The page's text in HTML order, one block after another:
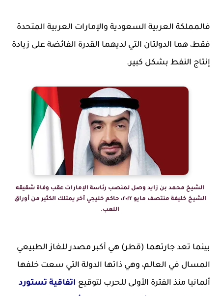
فالمملكة العربية السعودية والإمارات العربية المتحدة
فقط، هما الدولتان التي لديهما القدرة الفائضة على زيادة
إنتاج النفط بشكل كبير.
الشيخ محمد بن زايد وصل لمنصب رئاسة الإمارات عقب وفاة شقيقه
الشيخ خليفة منتصف مايو ٢٠٢٢، حاكم خليجي آخر يمتلك الكثير من أوراق
اللعب.
بينما تعد جارتهما (قطر) هي أكبر مصدر للغاز الطبيعي
المسال في العالم، وهي ذاتها الدولة التي سعت خلفها
ألمانيا منذ الفترة الأولى للحرب لتوقيع اتفاقية تستورد